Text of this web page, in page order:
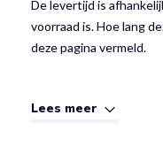
De levertijd is
voorraad is. Hoe lang
deze pagina vermeld.
Lees meer